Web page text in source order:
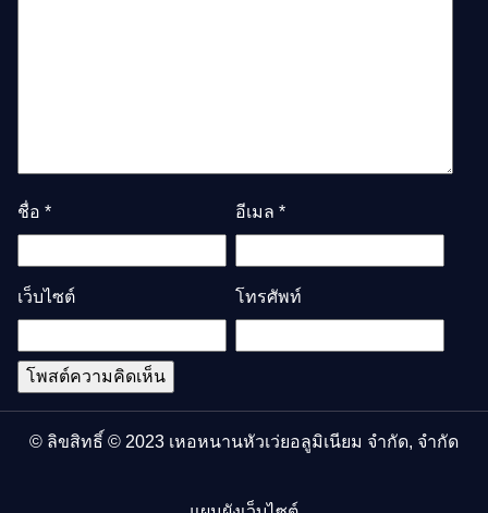
ชื่อ * อีเมล *
เว็บไซต์ โทรศัพท์
© ลิขสิทธิ์ © 2023 เหอหนานหัวเว่ยอลูมิเนียม จํากัด, จํากัด